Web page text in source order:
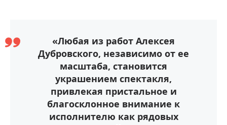
«Любая из работ Алексея
Дубровского, независимо от ее
масштаба, становится
украшением спектакля,
привлекая пристальное и
благосклонное внимание к
исполнителю как рядовых